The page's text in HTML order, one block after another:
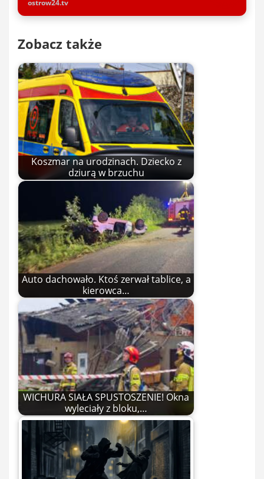
ostrow24.tv
Zobacz także
Koszmar na urodzinach. Dziecko z
dziurą w brzuchu
Auto dachowało. Ktoś zerwał tablice, a
kierowca…
WICHURA SIAŁA SPUSTOSZENIE! Okna
wyleciały z bloku,…